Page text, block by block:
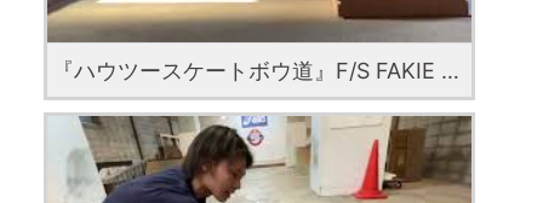
『ハウツースケートボウ道』F/S FAKIE SMITH GRIND by Kizuku